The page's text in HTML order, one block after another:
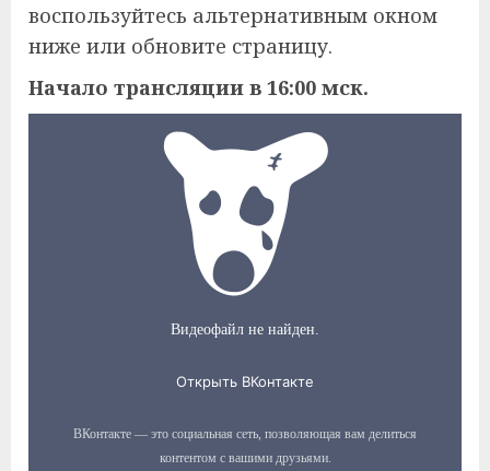
воспользуйтесь альтернативным окном
ниже или обновите страницу.
Начало трансляции в 16:00 мск.